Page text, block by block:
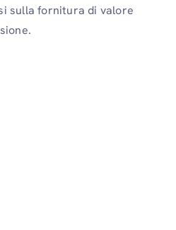
sulla fornitura di valore